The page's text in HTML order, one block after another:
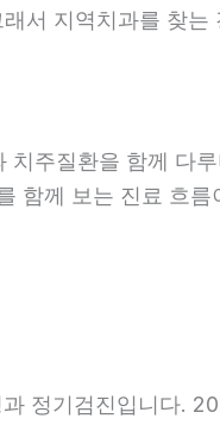
서 지역치과를 찾
주질환을 함께 다
함께 보는 진료 흐
정기검진입니다.